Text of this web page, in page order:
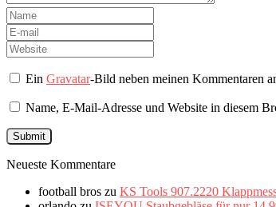
EinGravatar-Bild neben meinen Kommentaren
Name, E-Mail-Adresse und Website in diesem
Neueste Kommentare
football bros zu KS Tools 907.2220